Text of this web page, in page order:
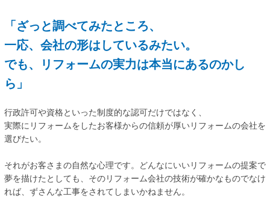
「ざっと調べてみたところ、
一応、会社の形はしているみたい。
でも、リフォームの実力は本当にあるのかし
ら」
行政許可や資格といった制度的な認可だけではなく、
実際にリフォームをしたお客様からの信頼が厚いリフォームの会社を
選びたい。
それがお客さまの自然な心理です。どんなにいいリフォームの提案で
夢を描けたとしても、そのリフォーム会社の技術が確かなものでなけ
れば、ずさんな工事をされてしまいかねません。